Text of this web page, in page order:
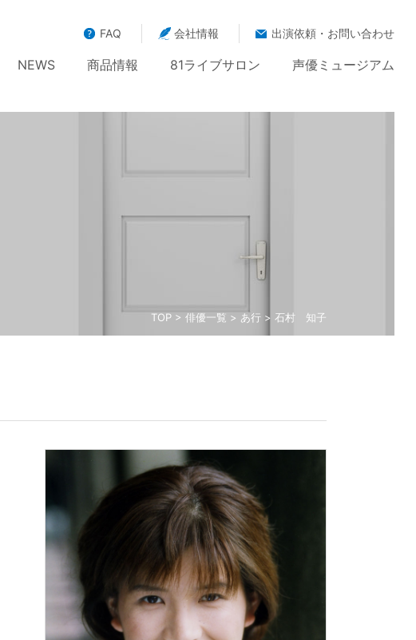
FAQ 会社情報 出演依頼・お問い合わせ
NEWS 商品情報 81ライブサロン 声優ミュージアム
TOP> 俳優一覧 > あ行> 石村 知子